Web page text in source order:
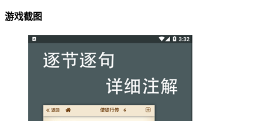
游戏截图